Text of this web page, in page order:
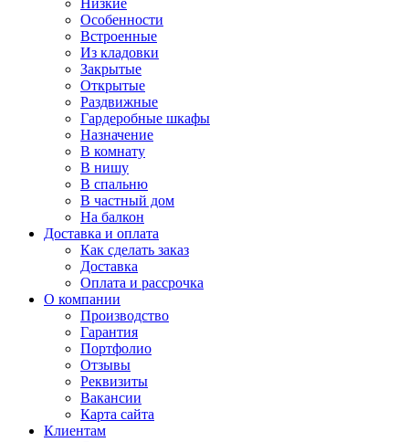
Низкие
Особенности
Встроенные
Из кладовки
Закрытые
Открытые
Раздвижные
Гардеробные шкафы
Назначение
В комнату
В нишу
В спальню
В частный дом
На балкон
Доставка и оплата
Как сделать заказ
Доставка
Оплата и рассрочка
О компании
Производство
Гарантия
Портфолио
Отзывы
Реквизиты
Вакансии
Карта сайта
Клиентам